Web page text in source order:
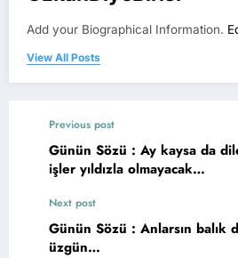
Add your Biographical Information.
View All Posts
Previous post
Günün Sözü : Ay kaysa da
işler yıldızla olmayacak…
Next post
Günün Sözü : Anlarsın balık
üzgün…